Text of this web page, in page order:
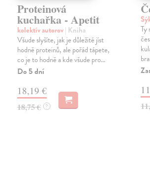
Proteinová
kuchařka - Apetit
kolektív autorov| Kniha
Všude slyšíte, jak je důležité jíst
hodně proteinů, ale pořád tápete,
co je to hodně a kde všude pro...
Do 5 dní
18,19 €
18,75 € ?
Ty